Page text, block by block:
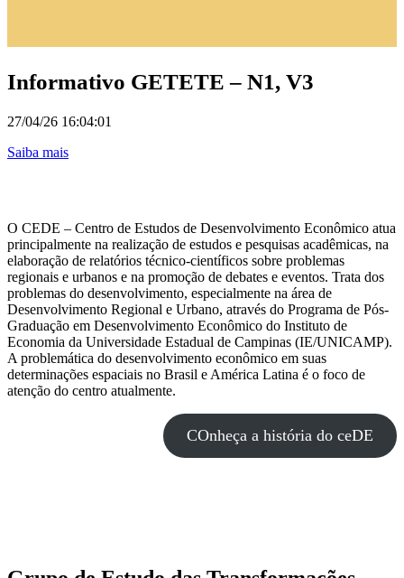
Informativo GETETE – N1, V3
27/04/26 16:04:01
Saiba mais(link para Informativo GETETE – N1, V3)
O CEDE – Centro de Estudos de Desenvolvimento Econômico atua
principalmente na realização de estudos e pesquisas acadêmicas, na
elaboração de relatórios técnico-científicos sobre problemas
regionais e urbanos e na promoção de debates e eventos. Trata dos
problemas do desenvolvimento, especialmente na área de
Desenvolvimento Regional e Urbano, através do Programa de Pós-
Graduação em Desenvolvimento Econômico do Instituto de
Economia da Universidade Estadual de Campinas (IE/UNICAMP).
A problemática do desenvolvimento econômico em suas
determinações espaciais no Brasil e América Latina é o foco de
atenção do centro atualmente.
COnheça a história do ceDE